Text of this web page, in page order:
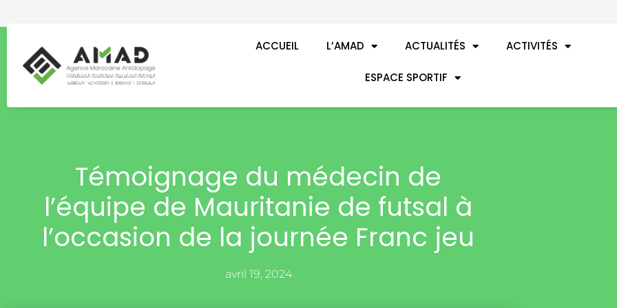
au
ACCUEIL L’AMAD ACTUALITÉS ACTIVITÉS
ESPACE SPORTIF
Témoignage du médecin de
l’équipe de Mauritanie de futsal à
l’occasion de la journée Franc jeu
avril 19, 2024